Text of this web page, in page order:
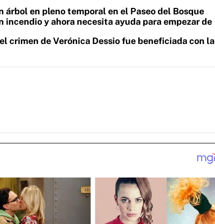
en pleno temporal en el Paseo del Bosque
incendio y ahora necesita ayuda para empezar de
crimen de Verónica Dessio fue beneficiada con la